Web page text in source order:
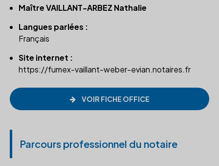
Maître VAILLANT-ARBEZ Nathalie
Langues parlées :
Français
Site internet :
https://fumex-vaillant-weber-evian.notaires.fr
VOIR FICHE OFFICE
Parcours professionnel du notaire